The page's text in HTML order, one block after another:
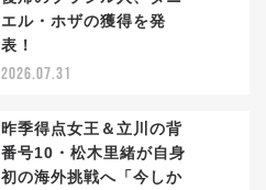
エル・ホザの獲得を発
表！
2026.07.31
昨季得点女王＆立川の背
番号10・松木里緒が自身
初の海外挑戦へ「今しか